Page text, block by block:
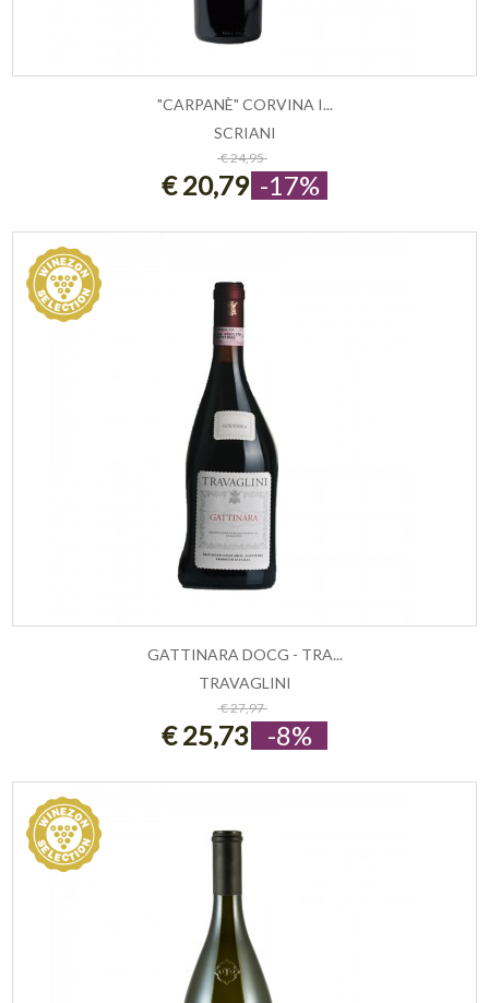
ESAURITO
"CARPANÈ" CORVINA I...
SCRIANI
€ 24,95
€ 20,79 -17%
ESAURITO
GATTINARA DOCG - TRA...
TRAVAGLINI
€ 27,97
€ 25,73 -8%